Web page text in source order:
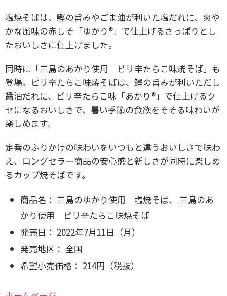
塩焼そばは、鰹の旨みやごま油が利いた塩だれに、爽や
かな風味の赤しそ「ゆかり®」で仕上げるさっぱりとし
たおいしさに仕上げました。
同時に「三島のあかり使用 ピリ辛たらこ味焼そば」も
登場。ピリ辛たらこ味焼そばは、鰹の旨みが利いただし
醤油だれに、ピリ辛たらこ味「あかり®」で仕上げるク
セになるおいしさで、暑い季節の食欲をそそる味わいが
楽しめます。
定番のふりかけの味わいをいつもと違うおいしさで味わ
え、ロングセラー商品の安心感と新しさが同時に楽しめ
るカップ焼そばです。
商品名： 三島のゆかり使用 塩焼そば、
三島のあ
かり使用 ピリ辛たらこ味焼そば
発売日： 2022年7月11日（月）
発売地区： 全国
希望小売価格： 214円（税抜）